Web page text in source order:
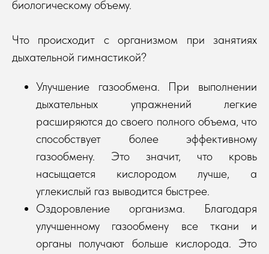
биологическому объему.
Что происходит с организмом при занятиях
дыхательной гимнастикой?
Улучшение газообмена. При выполнении
дыхательных упражнений легкие
расширяются до своего полного объема, что
способствует более эффективному
газообмену. Это значит, что кровь
насыщается кислородом лучше, а
углекислый газ выводится быстрее.
Оздоровление организма. Благодаря
улучшенному газообмену все ткани и
органы получают больше кислорода. Это